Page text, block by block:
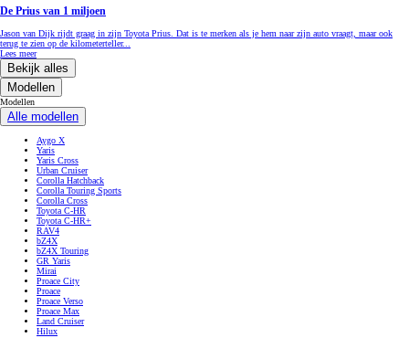
De Prius van 1 miljoen
Jason van Dijk rijdt graag in zijn Toyota Prius. Dat is te merken als je hem naar zijn auto vraagt, maar ook
terug te zien op de kilometerteller...
Lees meer
Bekijk alles
Modellen
Modellen
Alle modellen
Aygo X
Yaris
Yaris Cross
Urban Cruiser
Corolla Hatchback
Corolla Touring Sports
Corolla Cross
Toyota C-HR
Toyota C-HR+
RAV4
bZ4X
bZ4X Touring
GR Yaris
Mirai
Proace City
Proace
Proace Verso
Proace Max
Land Cruiser
Hilux